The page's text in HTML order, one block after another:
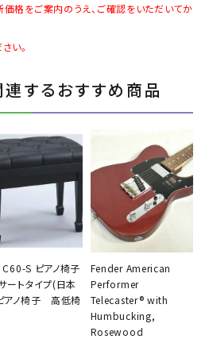
格をご案内のうえ、ご確認をいただいてか
い。
するおすすめ商品
S ピアノ椅子
ートタイプ(日本
アノ椅子 高低椅
Fender American
Performer
Telecaster® with
Humbucking,
Rosewood